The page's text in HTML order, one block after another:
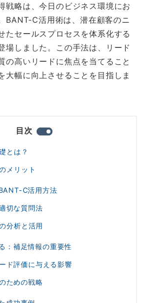
戦略は、今日のビジネス環境にお
BANT-C活用術は、潜在顧客のニ
たセールスプロセスを体系化する
場しました。この手法は、リード
の高いリードに焦点を当てること
大幅に向上させることを目指しま
目次
とは？
メリット
C活用方法
切な質問法
分析と活用
：補足情報の重要性
ド評価に与える影響
ための戦略